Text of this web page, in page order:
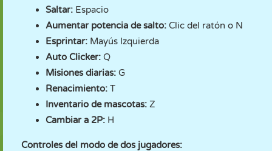
Saltar: Espacio
Aumentar potencia de salto: Clic del ratón o N
Esprintar: Mayús Izquierda
Auto Clicker: Q
Misiones diarias: G
Renacimiento: T
Inventario de mascotas: Z
Cambiar a 2P: H
Controles del modo de dos jugadores: